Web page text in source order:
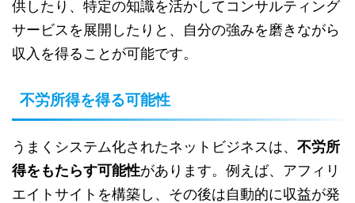
供したり、特定の知識を活かしてコンサルティング
サービスを展開したりと、自分の強みを磨きながら
収入を得ることが可能です。
不労所得を得る可能性
うまくシステム化されたネットビジネスは、 不労所
得をもたらす可能性があります。例えば、アフィリ
エイトサイトを構築し、その後は自動的に収益が発